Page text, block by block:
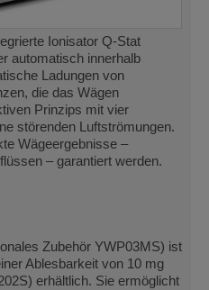
Ionisator Q-Stat
automatisch innerhalb
Ladungen von
die das Wägen
Prinzips mit vier
störenden Luftströmungen.
Wägeergebnisse –
– garantiert werden.
Zubehör YWP03MS) ist
Ablesbarkeit von 10 mg
erhältlich. Sie ermöglicht